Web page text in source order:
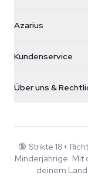
Galvaniweg 11
Nederland
+31(0)204897914
Azarius
Smokeshop
Kundenservice
FAQ
Über uns &
Wiki
Blog
Musik
🔞 Strikte 18+
Minderjährige. Mit
deinem